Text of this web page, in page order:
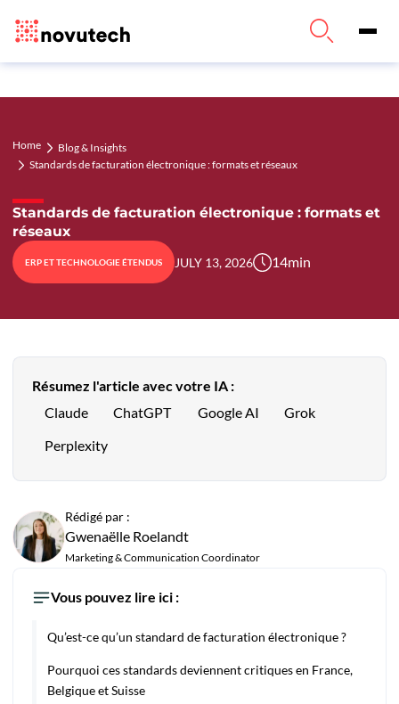
Home
Blog & Insights
Standards de facturation électronique : formats et réseaux
Standards de facturation électronique : formats et
réseaux
ERP ET TECHNOLOGIE ÉTENDUS JULY 13, 2026 14min
Résumez l'article avec votre IA :
Claude
ChatGPT Google AI Grok
Perplexity
Rédigé par :
Gwenaëlle Roelandt
Marketing & Communication Coordinator
Vous pouvez lire ici :
Qu’est-ce qu’un standard de facturation électronique ?
Pourquoi ces standards deviennent critiques en France,
Belgique et Suisse